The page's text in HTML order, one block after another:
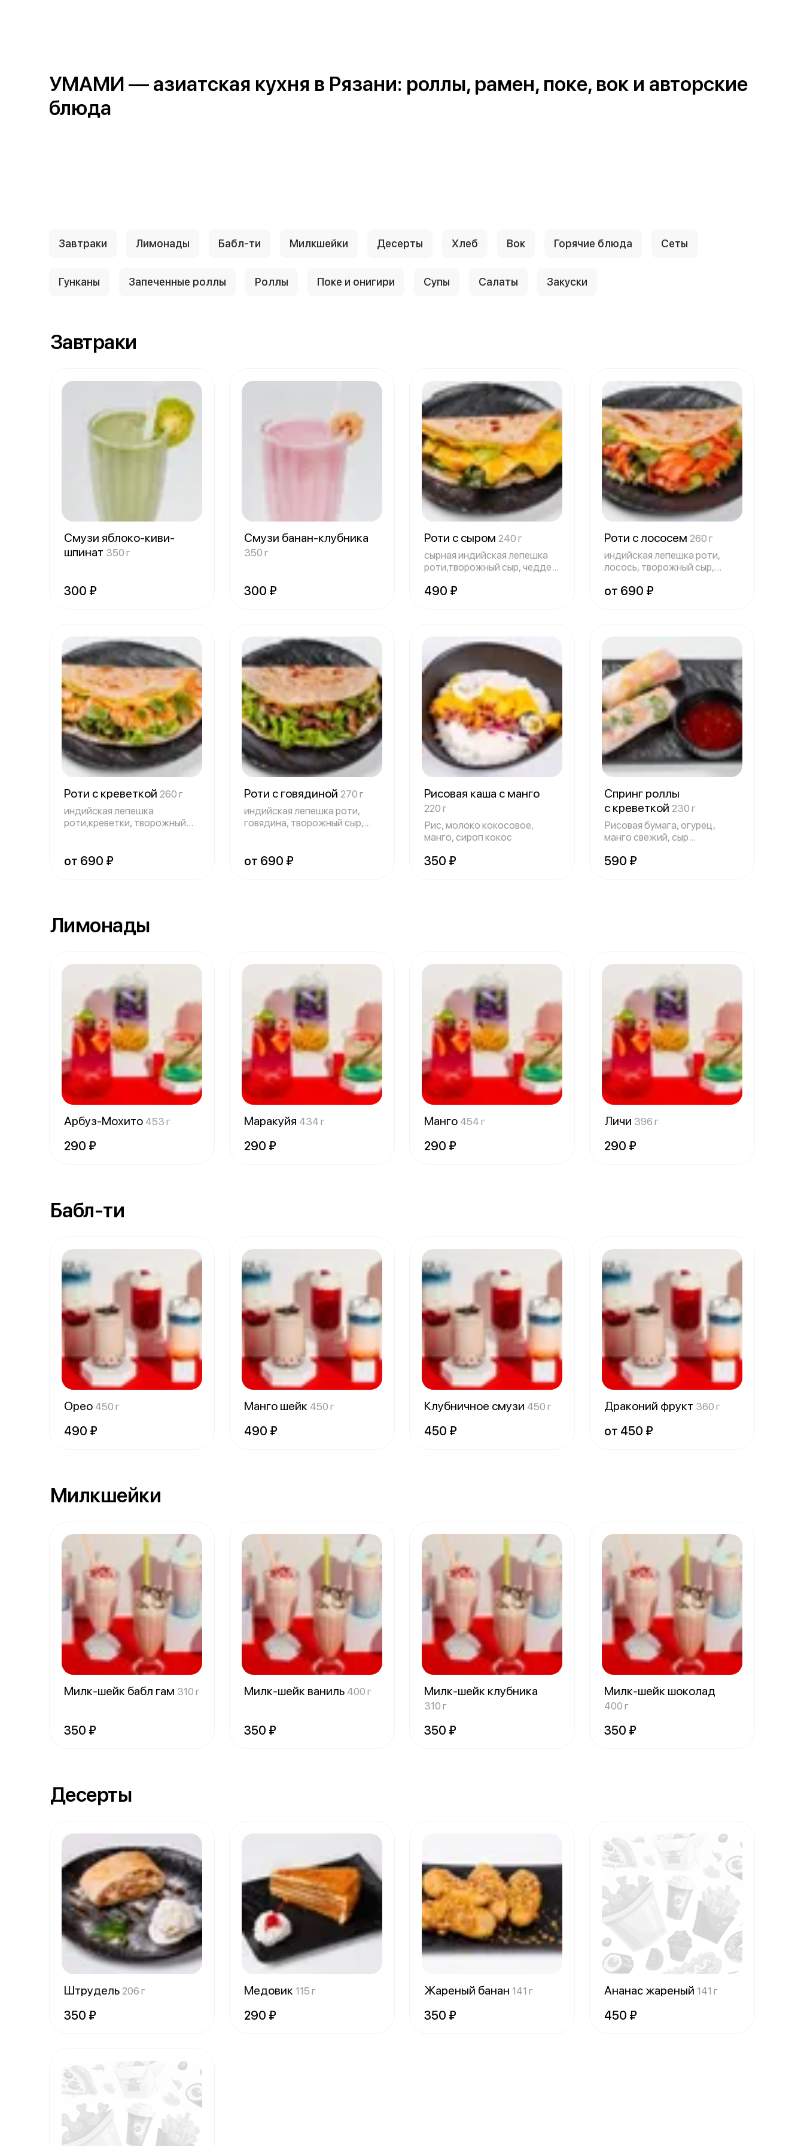
УМАМИ — азиатская кухня в Рязани: роллы, рамен, поке, вок и авторские
блюда
Завтраки Лимонады Бабл-ти Милкшейки Десерты Хлеб Вок Горячие блюда Сеты
Гунканы Запеченные роллы Роллы Поке и онигири Супы Салаты Закуски
Завтраки
Смузи яблоко-киви-
шпинат 350 г
300 ₽
Смузи банан-клубника
350 г
300 ₽
Роти с сыром 240 г
сырная индийская лепешка
роти,творожный сыр, чеддер,
490 ₽
Роти с лососем 260 г
индийская лепешка роти,
лосось, творожный сыр,
от 690 ₽
Роти с креветкой 260 г
индийская лепешка
роти,креветки, творожный
от 690 ₽
Роти с говядиной 270 г
индийская лепешка роти,
говядина, творожный сыр,
от 690 ₽
Рисовая каша с манго
220 г
Рис, молоко кокосовое,
манго, сироп кокос
350 ₽
Спринг роллы
с креветкой 230 г
Рисовая бумага, огурец,
манго свежий, сыр
590 ₽
Лимонады
Арбуз-Мохито 453 г
290 ₽
Маракуйя 434 г
290 ₽
Манго 454 г
290 ₽
Личи 396 г
290 ₽
Бабл-ти
Орео 450 г
490 ₽
Манго шейк 450 г
490 ₽
Клубничное смузи 450 г
450 ₽
Драконий фрукт 360 г
от 450 ₽
Милкшейки
Милк-шейк бабл гам 310 г
350 ₽
Милк-шейк ваниль 400 г
350 ₽
Милк-шейк клубника
310 г
350 ₽
Милк-шейк шоколад
400 г
350 ₽
Десерты
Штрудель 206 г
350 ₽
Медовик 115 г
290 ₽
Жареный банан 141 г
350 ₽
Ананас жареный 141 г
450 ₽